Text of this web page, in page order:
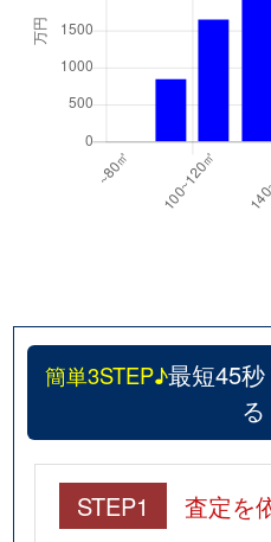
簡単3STEP♪最短45
る
STEP1 査定を